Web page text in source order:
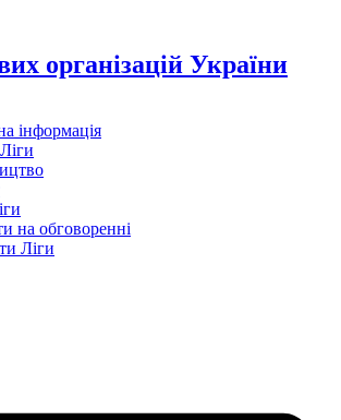
організацій України
інформація
на обговоренні
Ліги